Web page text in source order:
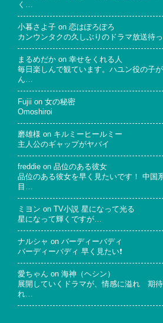
く…
小暮さよ子 on 恋はぽろぽろ
カンウンタクの久しぶりのドラマ放送待
まるめだか on 幸せをくれる人
毎日楽しんで観ています。ハユン役の子
ん…
Fujii on 女の秘密
Omoshiroi
磨雄様 on キルミーヒールミー
主人公のギャップがヤバイ
freddie on 品位のある彼女
品位のある彼女を早く見たいです！ 中国
目…
ミヨン on
TV小説 星になって光る
星になって輝くですが…
ナルシャ on バーディーバディ
バーディーバディ 早く見たい❗
愛ちゃん on 海神（ヘシン）
展開していくドラマが、情感に溢れ 期待
れ…